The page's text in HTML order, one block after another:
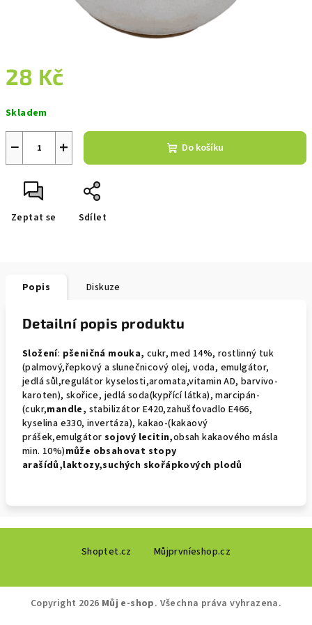
28 Kč
cena:
Skladem
+
− Do košíku
Zeptat se Sdílet
Popis Diskuze
Detailní popis produktu
Složení: pšeničná mouka,cukr, med 14%, rostlinný tuk
(palmový,řepkový a slunečnicový olej, voda, emulgátor,
jedlá sůl,regulátor kyselosti,aromata,vitamin AD, barvivo-
karoten), skořice, jedlá soda(kypřící látka), marcipán-
(cukr,mandle, stabilizátor E420,zahušťovadlo E466,
kyselina e330, invertáza), kakao-(kakaový
prášek,emulgátor sojový lecitin,obsah kakaového másla
min. 10%)může obsahovat stopy
arašídů,laktozy,suchých skořápkových plodů
Shoptet.cz Můjprvníeshop.cz
Copyright 2026 Můj e-shop. Všechna práva vyhrazena.